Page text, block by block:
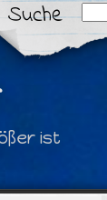
Suche
für:
ist